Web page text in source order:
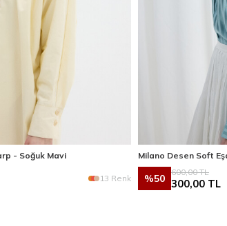
- Soğuk Mavi
13 Renk
Milano Desen Soft
%50
600,00TL
300,00 TL